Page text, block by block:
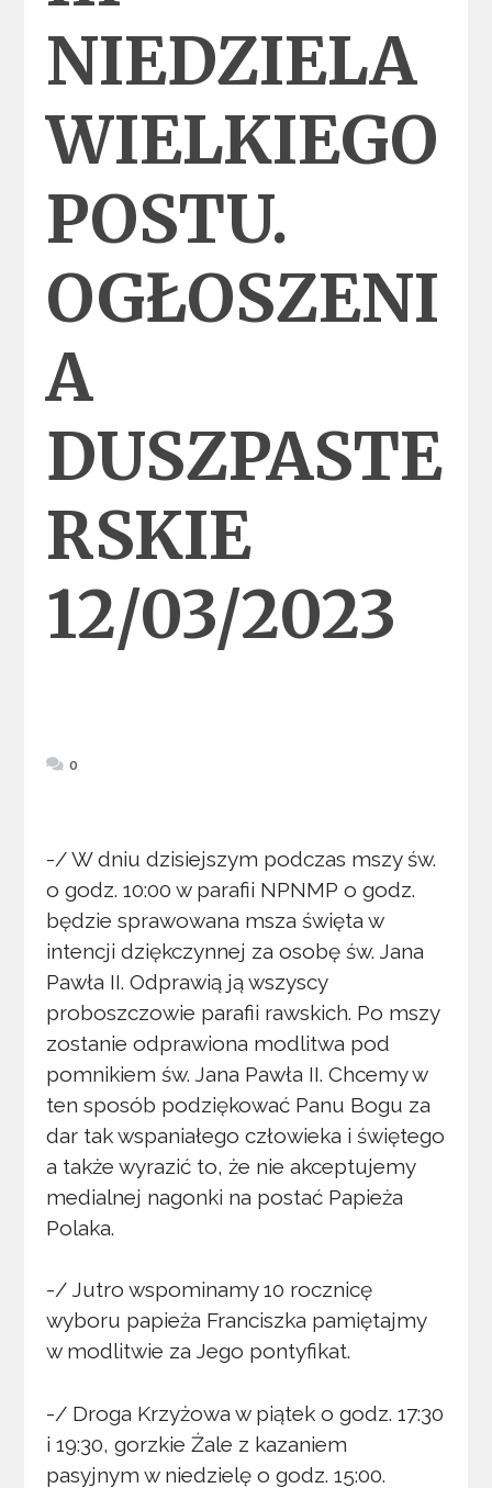
NIEDZIELA
WIELKIEGO
POSTU.
OGŁOSZENI
A
DUSZPASTE
RSKIE
12/03/2023
0
-/ W dniu dzisiejszym podczas mszy św.
o godz. 10:00 w parafii NPNMP o godz.
będzie sprawowana msza święta w
intencji dziękczynnej za osobę św. Jana
Pawła II. Odprawią ją wszyscy
proboszczowie parafii rawskich. Po mszy
zostanie odprawiona modlitwa pod
pomnikiem św. Jana Pawła II. Chcemy w
ten sposób podziękować Panu Bogu za
dar tak wspaniałego człowieka i świętego
a także wyrazić to, że nie akceptujemy
medialnej nagonki na postać Papieża
Polaka.
-/ Jutro wspominamy 10 rocznicę
wyboru papieża Franciszka pamiętajmy
w modlitwie za Jego pontyfikat.
-/ Droga Krzyżowa w piątek o godz. 17:30
i 19:30, gorzkie Żale z kazaniem
pasyjnym w niedzielę o godz. 15:00.